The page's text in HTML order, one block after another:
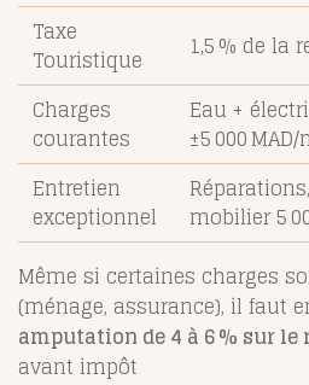
Taxe
Touristique
1,5 % de la
Charges
courantes
Eau +
±5 000
Entretien
exceptionnel
mobilier 5
Même si certaines charges
(ménage, assurance), il faut
amputation de 4 à 6 % sur
avant impôt